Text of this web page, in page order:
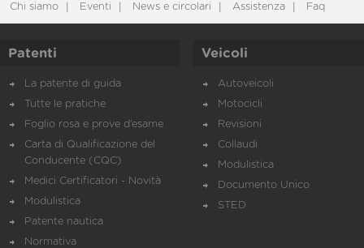
Chi siamo Eventi News e circolari Assistenza Faq
Patenti
La patente di guida
Tutte le pratiche
Foglio rosa e prove d’esame
Carta di Qualificazione del
Conducente (CQC)
Medici Certificatori - Novità
Modulistica
Patente nautica
Normativa
Veicoli
Autoveicoli
Motocicli
Revisioni
Collaudi
Modulistica
Documento Unico
STED